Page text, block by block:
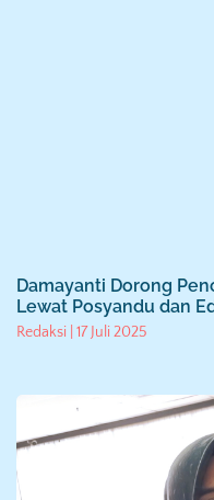
Damayanti Dorong
Lewat Posyandu dan
Redaksi 17 Juli 2025